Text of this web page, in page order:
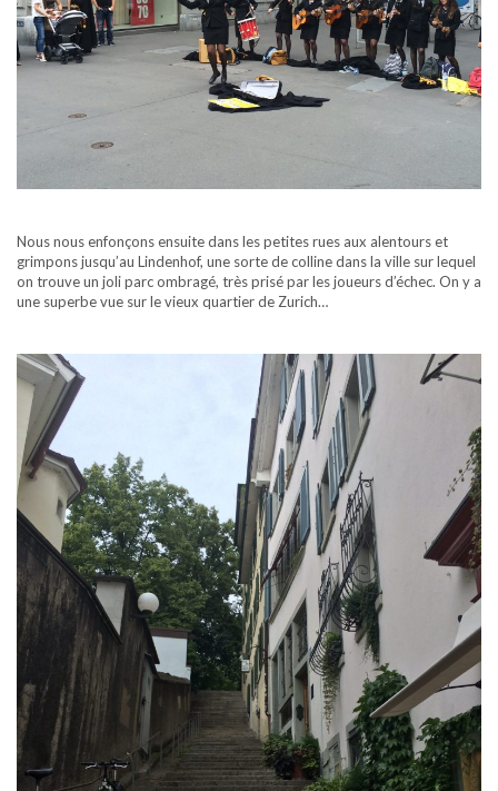
Nous nous enfonçons ensuite dans les petites rues aux alentours et
grimpons jusqu’au Lindenhof, une sorte de colline dans la ville sur lequel
on trouve un joli parc ombragé, très prisé par les joueurs d’échec. On y a
une superbe vue sur le vieux quartier de Zurich…